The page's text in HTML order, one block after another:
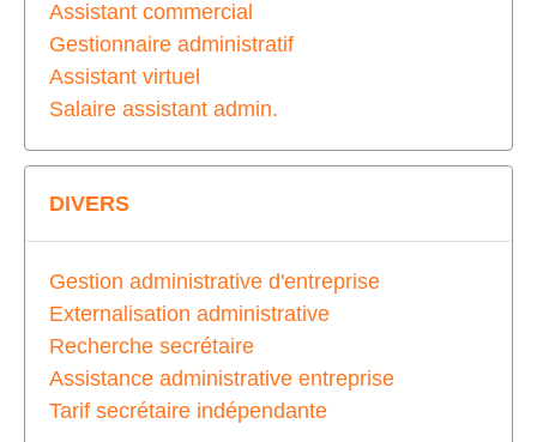
Assistant commercial
Gestionnaire administratif
Assistant virtuel
Salaire assistant admin.
DIVERS
Gestion administrative d'entreprise
Externalisation administrative
Recherche secrétaire
Assistance administrative entreprise
Tarif secrétaire indépendante